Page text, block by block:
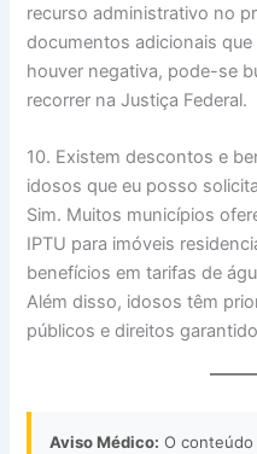
recurso administrativo no
documentos adicionais
houver negativa, pode-se
recorrer na Justiça Federal.
10. Existem descontos e
idosos que eu posso
Sim. Muitos municípios
IPTU para imóveis
benefícios em tarifas de
Além disso, idosos têm
públicos e direitos
Aviso Médico: O